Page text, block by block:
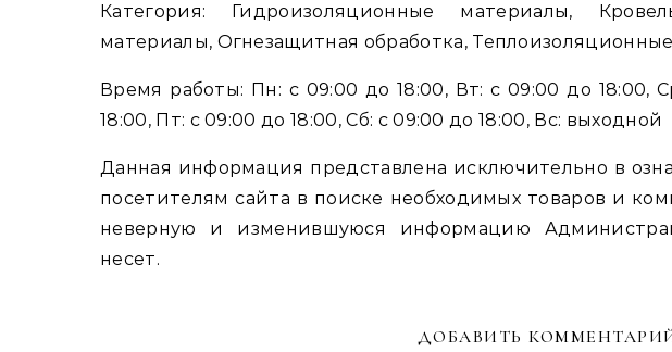
Категория: Гидроизоляционные материалы,
материалы, Огнезащитная обработка,
Время работы: Пн: с 09:00 до 18:00, Вт: с 09:00 до 18:00,
18:00, Пт: с 09:00 до 18:00, Сб: с 09:00 до 18:00, Вс: выходной
Данная информация представлена исключительно в
посетителям сайта в поиске необходимых товаров и
неверную и изменившуюся информацию
несет.
ДОБАВИТЬ